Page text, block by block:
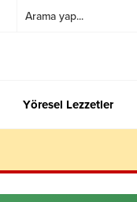
Yöresel Lezzetler